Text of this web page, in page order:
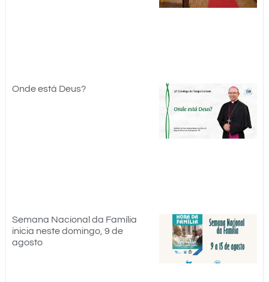
Onde está Deus?
Semana Nacional da Família
inicia neste domingo, 9 de
agosto